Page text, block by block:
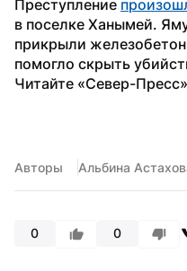
Преступление
в поселке Ханымей.
прикрыли
помогло скрыть
Читайте «Север-
Авторы Альбина
0 0